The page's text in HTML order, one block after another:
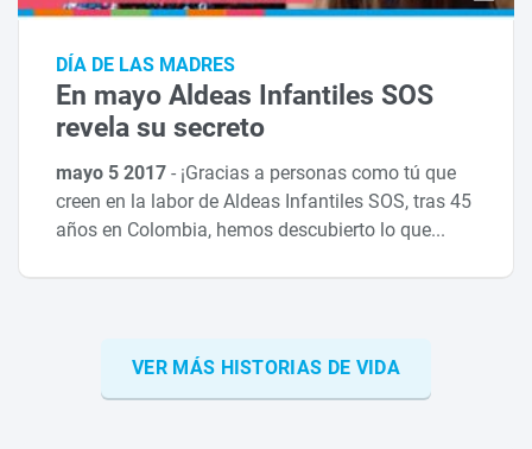
DÍA DE LAS MADRES
En mayo Aldeas Infantiles SOS
revela su secreto
mayo 5 2017- ¡Gracias a personas como tú que
creen en la labor de Aldeas Infantiles SOS, tras 45
años en Colombia, hemos descubierto lo que...
VER MÁS HISTORIAS DE VIDA